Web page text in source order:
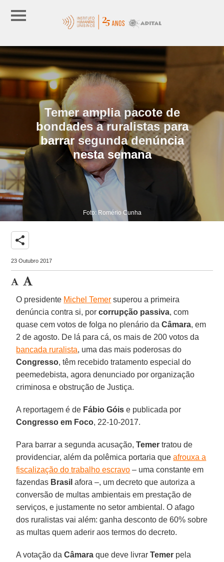
Temer amplia pacote de
bondades a ruralistas para
barrar segunda denúncia
nesta semana
Foto: Romério Cunha
share
23 Outubro 2017
O presidente Michel Temer superou a primeira
denúncia contra si, porcorrupção passiva, com
quase cem votos de folga no plenário daCâmara, em
2 de agosto. De lá para cá, os mais de 200 votos da
bancada ruralista, uma das mais poderosas do
Congresso, têm recebido tratamento especial do
peemedebista, agora denunciado por organização
criminosa e obstrução de Justiça.
A reportagem é de Fábio Góis e publicada por
Congresso em Foco, 22-10-2017.
Para barrar a segunda acusação,Temer tratou de
providenciar, além da polêmica portaria queafrouxa a
fiscalização do trabalho escravo – uma constante em
fazendas Brasil afora –, um decreto que autoriza a
conversão de multas ambientais em prestação de
serviços, e justamente no setor ambiental. O afago
dos ruralistas vai além: ganha desconto de 60% sobre
as multas quem aderir aos termos do decreto.
A votação daCâmara que deve livrarTemer pela